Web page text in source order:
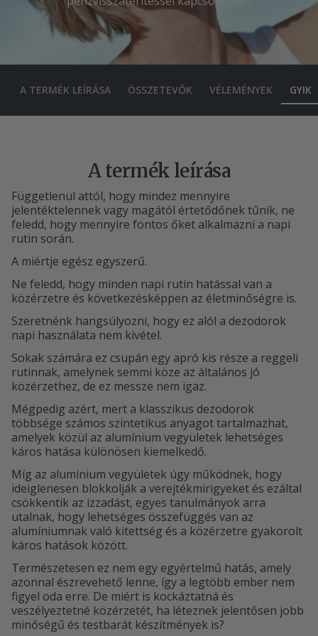
A TERMÉK LEÍRÁSA ÖSSZETEVŐK VÉLEMÉNYEK GYIK
A termék leírása
Függetlenül attól, hogy mindez mennyire
jelentéktelennek vagy magától értetődőnek tűnik, ne
feledd, hogy mennyire fontos őket alkalmazni a napi
rutin során.
A miértje egész egyszerű.
Ne feledd, hogy minden napi rutin hatással van a
közérzetre és következésképpen az életminőségre is.
Szeretnénk hangsúlyozni, hogy ez alól a dezodorok
napi használata nem kivétel.
Sokak számára ez csupán egy apró kis része a reggeli
rutinnak, amelynek semmi köze az általános jó
közérzethez, de ez messze nem igaz.
Mégpedig azért, mert a klasszikus dezodorok
többsége számos szintetikus anyagot tartalmazhat,
amelyek közül az alumínium vegyületek lehetséges
káros hatása különösen kiemelkedő.
Míg az alumínium vegyületek úgy működnek, hogy
ideiglenesen blokkolják a verejtékmirigyeket és ezáltal
csökkentik az izzadást, egyes tanulmányok arra
utalnak, hogy lehetséges összefüggés van az
alumíniumnak való kitettség és a közérzetre gyakorolt
káros hatások között.
Természetesen ez nem egy egyértelmű hatás, amely
azonnal észrevehető lenne, így a legtöbb ember nem
figyel oda erre. De miért is kockáztatná és
veszélyeztetné közérzetét, ha léteznek jelentősen jobb
minőségű és testbarát készítmények is?